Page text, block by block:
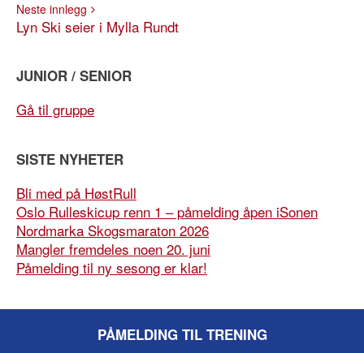
Neste innlegg
Lyn Ski seier i Mylla Rundt
JUNIOR / SENIOR
Gå til gruppe
SISTE NYHETER
Bli med på HøstRull
Oslo Rulleskicup renn 1 – påmelding åpen iSonen
Nordmarka Skogsmaraton 2026
Mangler fremdeles noen 20. juni
Påmelding til ny sesong er klar!
PÅMELDING TIL TRENING